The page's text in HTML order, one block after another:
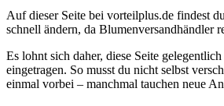
Auf dieser Seite bei vorteilplus.de findest
schnell ändern, da Blumenversandhändler
Es lohnt sich daher, diese Seite
eingetragen. So musst du nicht selbst
einmal vorbei – manchmal tauchen neue